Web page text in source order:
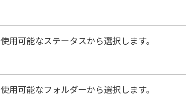
使用可能なステータスから選択します。
使用可能なフォルダーから選択します。